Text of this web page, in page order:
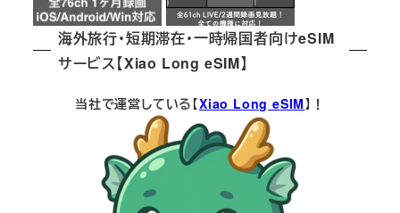
海外旅行・短期滞在・一時帰国者向けeSIM
サービス【Xiao Long eSIM】
当社で運営している【Xiao Long eSIM】！